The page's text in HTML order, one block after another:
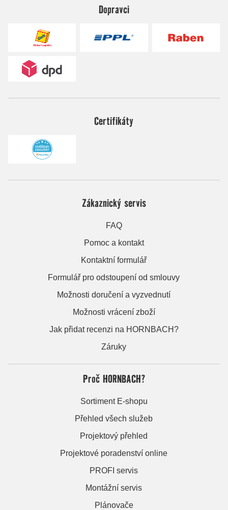
Dopravci
Certifikáty
Zákaznický servis
FAQ
Pomoc a kontakt
Kontaktní formulář
Formulář pro odstoupení od smlouvy
Možnosti doručení a vyzvednutí
Možnosti vrácení zboží
Jak přidat recenzi na HORNBACH?
Záruky
Proč HORNBACH?
Sortiment E-shopu
Přehled všech služeb
Projektový přehled
Projektové poradenství online
PROFI servis
Montážní servis
Plánovače